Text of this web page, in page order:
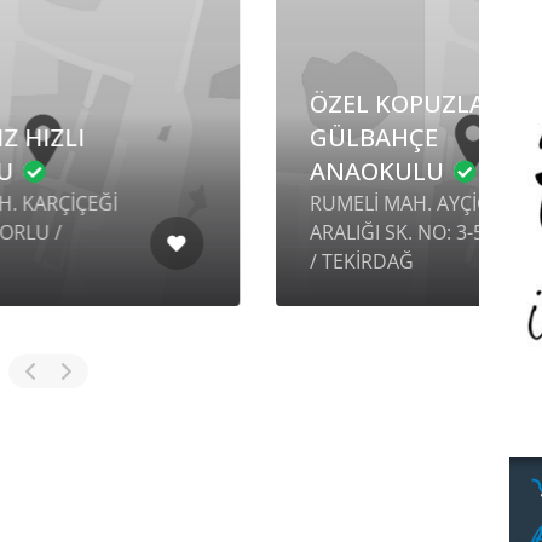
GÜLBAHÇE
ANAOKULU
RUMELİ MAH. AYÇİÇEĞİ
ARALIĞI SK. NO: 3-5 ÇORLU